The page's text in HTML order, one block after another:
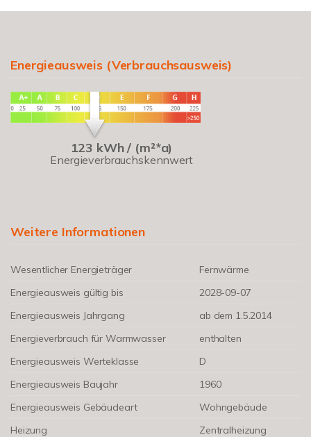
Energieausweis (Verbrauchsausweis)
123 kWh / (m²*a)
Energieverbrauchskennwert
Weitere Informationen
Wesentlicher Energieträger
Fernwärme
Energieausweis gültig bis
2028-09-07
Energieausweis Jahrgang
ab dem 1.5.2014
Energieverbrauch für Warmwasser
enthalten
Energieausweis Werteklasse
D
Energieausweis Baujahr
1960
Energieausweis Gebäudeart
Wohngebäude
Heizung
Zentralheizung